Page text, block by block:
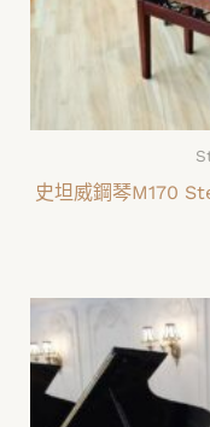
史坦威鋼琴M170